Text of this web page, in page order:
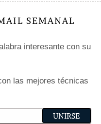
SEMANAL
interesante con su
las mejores técnicas